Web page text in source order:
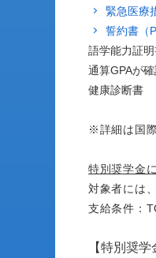
緊急医療
誓約書（
語学能力証明
通算GPAが
健康診断書
※詳細は国
特別奨学金
対象者には
支給条件：
【特別奨